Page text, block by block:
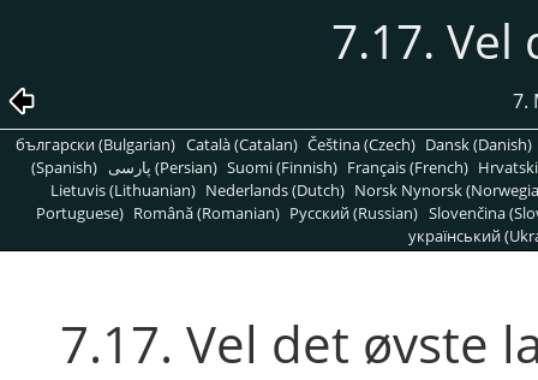
7.17. Vel
7.
български (Bulgarian) Català (Catalan) Čeština (Czech) Dansk (Danish)
(Spanish)
پارسی (Persian) Suomi (Finnish) Français (French)
Lietuvis (Lithuanian) Nederlands (Dutch) Norsk Nynorsk
Portuguese) Română (Romanian) Pусский (Russian) Slovenčina
український
7.17. Vel det øvste